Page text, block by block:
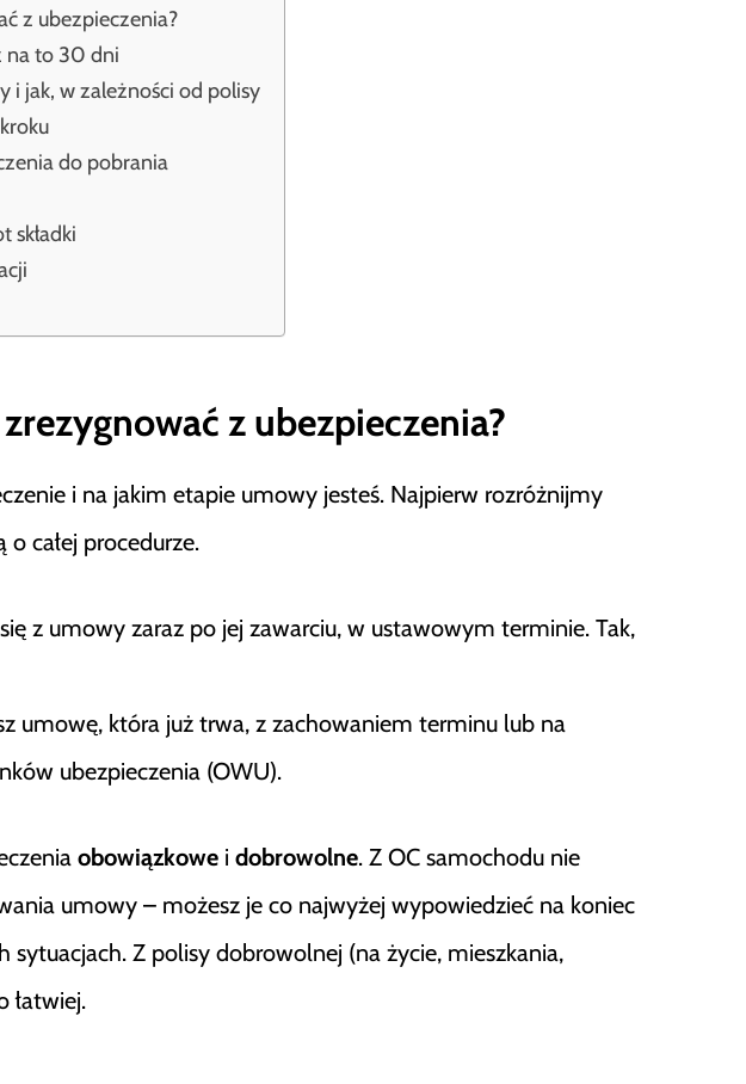
z ubezpieczenia?
na to 30 dni
i jak, w zależności od polisy
do pobrania
składki
z ubezpieczenia?
i na jakim etapie umowy jesteś. Najpierw rozróżnijmy
całej procedurze.
z umowy zaraz po jej zawarciu, w ustawowym terminie. Tak,
umowę, która już trwa, z zachowaniem terminu lub na
ubezpieczenia (OWU).
obowiązkowe i dobrowolne. Z OC samochodu nie
umowy – możesz je co najwyżej wypowiedzieć na koniec
sytuacjach. Z polisy dobrowolnej (na życie, mieszkania,
łatwiej.